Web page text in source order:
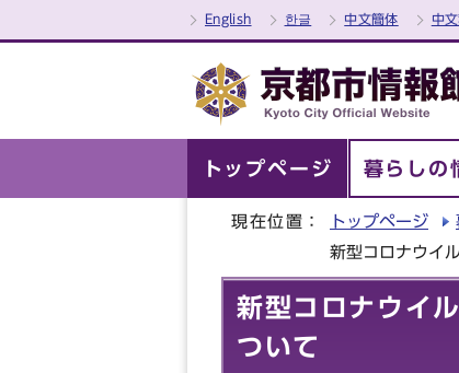
English 한글 中文簡体 中
トップページ 暮らしの
現在位置： トップページ
新型コロナウイ
新型コロナウイ
ついて